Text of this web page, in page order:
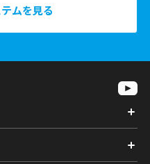
ムを見る